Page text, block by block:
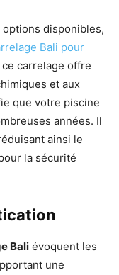
disponibles,
Bali pour
carrelage offre
et aux
que votre piscine
années. Il
ainsi le
la sécurité
Bali évoquent les
une